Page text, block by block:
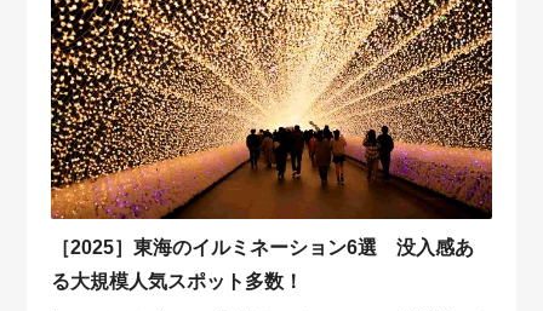
［2025］東海のイルミネーション6選 没入感あ
る大規模人気スポット多数！